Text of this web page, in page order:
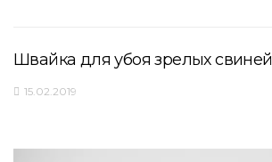
Швайка для убоя зрелых свиней
15.02.2019